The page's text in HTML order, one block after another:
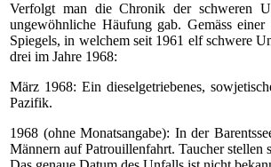
Verfolgt man die Chronik der schweren
ungewöhnliche Häufung gab. Gemäss
Spiegels, in welchem seit 1961 elf schwere
drei im Jahre 1968:
März 1968: Ein dieselgetriebenes,
Pazifik.
1968 (ohne Monatsangabe): In der
Männern auf Patrouillenfahrt. Taucher stellen